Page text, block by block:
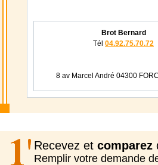
Brot Bernard
Tél 04.92.75.70.72
8 av Marcel André 04300
Recevez et comparez
Remplir votre demande